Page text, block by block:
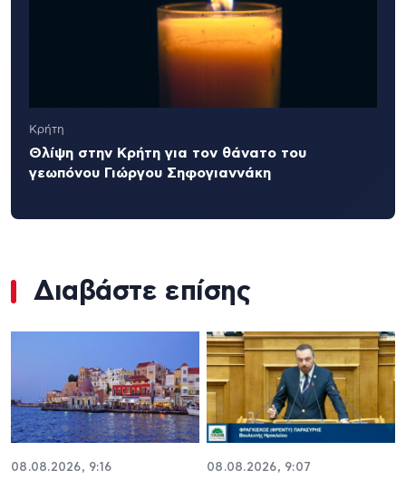
Κρήτη
Θλίψη στην Κρήτη για τον θάνατο του
γεωπόνου Γιώργου Σηφογιαννάκη
Διαβάστε επίσης
08.08.2026, 9:16 08.08.2026, 9:07